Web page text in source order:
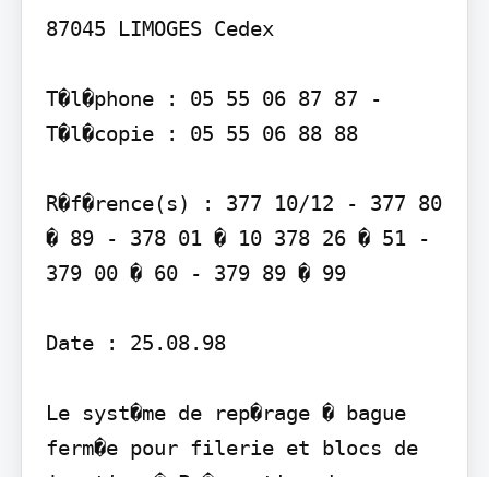
87045 LIMOGES Cedex
T�l�phone : 05 55 06 87 87 -
T�l�copie : 05 55 06 88 88
R�f�rence(s) : 377 10/12 - 377 80
� 89 - 378 01 � 10 378 26 � 51 -
379 00 � 60 - 379 89 � 99
Date : 25.08.98
Le syst�me de rep�rage � bague
ferm�e pour filerie et blocs de